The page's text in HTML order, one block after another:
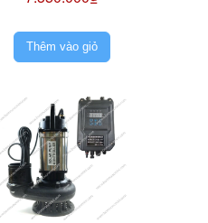
Hộp Số)
Thêm vào giỏ